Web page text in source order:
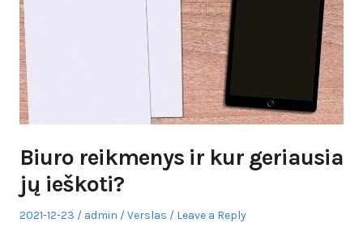
Biuro reikmenys ir kur geriausia
jų ieškoti?
Posted
2021-12-23 Author
admin
Posted
Verslas Leave a Reply